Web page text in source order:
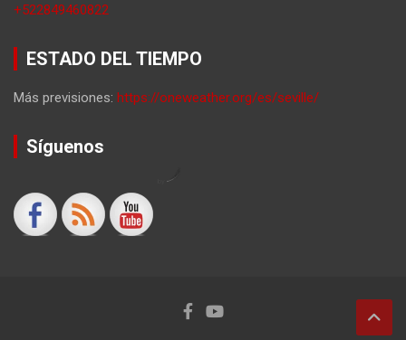
+522849460822
ESTADO DEL TIEMPO
Más previsiones: https://oneweather.org/es/seville/
Síguenos